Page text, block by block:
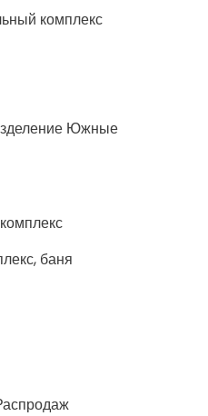
комплекс
Южные
баня